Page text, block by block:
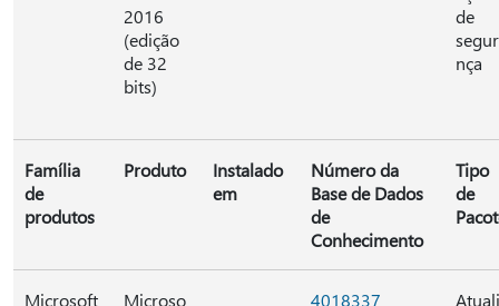
2016
(edição
de 32
bits)
de
nça
Família
de
produtos
Produto
Instalado
em
Número da
Base de Dados
de
Conhecimento
Tipo
de
Microsoft
Microso
4018337